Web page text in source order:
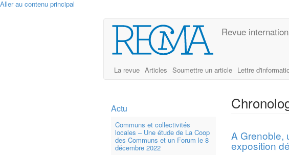
Aller au contenu principal
Revue
La revue Articles Soumettre un article Lettre
Actu
Communs et collectivités
locales – Une étude de La Coop
des Communs et un Forum le 8
décembre 2022
A Grenoble,
exposition